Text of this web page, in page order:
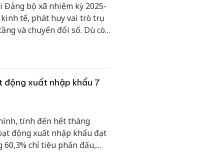
bộ xã nhiệm kỳ 2025-
tế, phát huy vai trò trụ
và chuyển đổi số. Dù còn
mục tiêu phát triển bền
động xuất nhập khẩu 7
tính đến hết tháng
động xuất nhập khẩu đạt
60,3% chỉ tiêu phấn đấu,